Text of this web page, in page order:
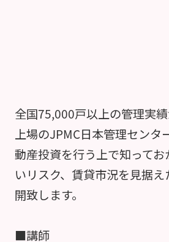
全国75,000戸以上の管理実
上場のJPMC日本管理センタ
動産投資を行う上で知って
いリスク、賃貸市況を見据
開致します。
■講師